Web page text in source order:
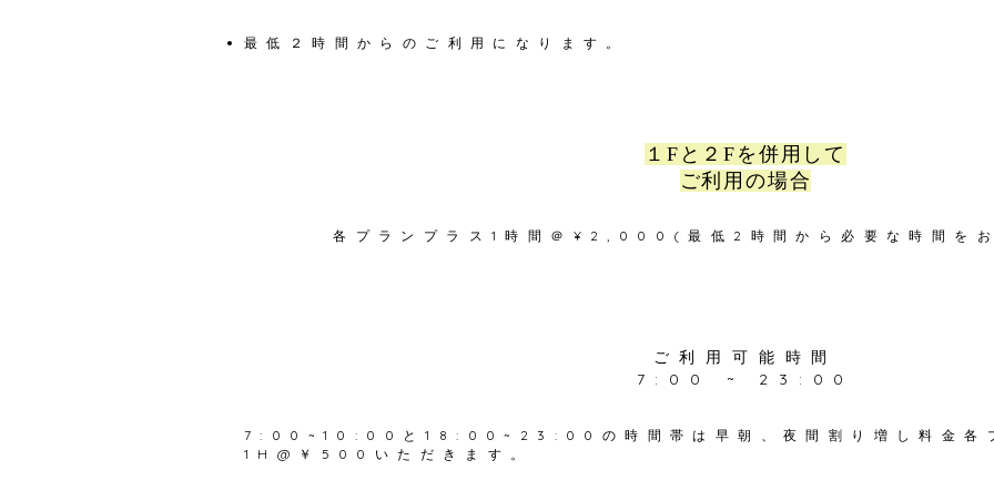
最低２時間からのご利用になります。
１Fと２Fを併用して
ご利用の場合
​各プラン プラス1時間＠¥2,000(最低2時間から必要な時間をお
ご利用可能時間
7:00 ~ 23:00
7:00~10:00と18:00~23:00の時間帯は早朝、夜間割り増し料金各プ
1H@￥500いただきます。